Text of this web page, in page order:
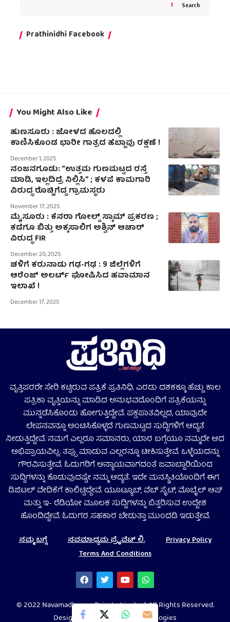
Search
Prathinidhi Facebook
You Might Also Like
ಹುಣಸೂರು : ಜೋಳದ ಹೊಲದಲ್ಲಿ
ಕಾಣಿಸಿಕೊಂಡ ಭಾರೀ ಗಾತ್ರದ ಹೆಬ್ಬಾವು ರಕ್ಷಣೆ !
December 1, 2025
ನಂಜನಗೂಡು: “ಉತ್ತಮ ಗುಣಮಟ್ಟದ ರಸ್ತೆ
ಮಾಡಿ, ಇಲ್ಲದಿದ್ರೆ ನಿಲ್ಲಿಸಿ” ; ಕಳಪೆ ಕಾಮಗಾರಿ
ವಿರುದ್ಧ ರೊಚ್ಚಿಗೆದ್ದ ಗ್ರಾಮಸ್ಥರು
November 17, 2025
ಮೈಸೂರು : ಕೆನರಾ ಗೋಲ್ಡ್‌ ಸ್ಕಾಮ್‌ ಪ್ರಕರಣ ;
ಕಡೆಗೂ ಬಿತ್ತು ಅಕ್ಕಸಾಲಿಗ ಅಶ್ವಿನ್‌ ಆಚಾರ್‌
ವಿರುದ್ಧ FIR
December 20, 2025
ಚಳಿಗೆ ಕರುನಾಡು ಗಢ-ಗಢ : 9 ಜಿಲ್ಲೆಗಳಿಗೆ
ಆರೆಂಜ್ ಅಲರ್ಟ್ ಘೋಷಿಸಿದ ಹವಾಮಾನ
ಇಲಾಖೆ !
December 17, 2025
ವೃತ್ತಿಪರರೇ ಸೇರಿ ಕಟ್ಟಿರುವ ಪತ್ರಿಕೆ ಪ್ರತಿನಿಧಿ. ಎರಡು ದಶಕಕ್ಕೂ ಹೆಚ್ಚು ಕಾಲ
ಪತ್ರಿಕಾ ವೃತ್ತಿಯನ್ನು ಮಾಡಿದ ಅನುಭವದೊಂದಿಗೆ ಪತ್ರಿಕೆಯನ್ನು
ಮುನ್ನಡೆಸಿಕೊಂಡು ಹೋಗುತ್ತಿದ್ದೇವೆ. ಪಕ್ಷಪಾತವಿಲ್ಲದ, ಯಾವುದೇ
ಲೇಪನವನ್ನೂ ಅಂಟಿಸಿಕೊಳ್ಳದೆ ಗುಣಮಟ್ಟದ ಸುದ್ದಿಗಳಿಗೆ ಆದ್ಯತೆ
ನೀಡುತ್ತಿದ್ದೇವೆ. ನಮಗೆ ಎಲ್ಲರೂ ಸಮಾನರು, ಯಾರ ಬಗ್ಗೆಯೂ ನಮ್ಮದೇ ಆದ
ಅಭಿಪ್ರಾಯವಿಲ್ಲ. ತಪ್ಪು ಮಾಡುವ ಎಲ್ಲರನ್ನೂ ಟೀಕಿಸುತ್ತೇವೆ. ಒಳ್ಳೆಯದನ್ನು
ಗೌರವಿಸುತ್ತೇವೆ. ಓದುಗರಿಗೆ ಅನ್ಯಾಯವಾಗದಂತೆ ಜವಾಬ್ದಾರಿಯಿಂದ
ಸುದ್ದಿಗಳನ್ನು ಕೊಡುವುದಷ್ಟೇ ನಮ್ಮ ಆದ್ಯತೆ. ಇದೇ ಮನಸ್ಥಿತಿಯೊಂದಿಗೆ ಈಗ
ಡಿಜಿಟಲ್‌ ವೇದಿಕೆಗೆ ಕಾಲಿಟ್ಟಿದ್ದೇವೆ. ಯೂಟ್ಯೂಬ್‌, ವೆಬ್ ಸೈಟ್‌, ಮೊಬೈಲ್‌ ಆಪ್‌
ಮತ್ತು ಇ- ರೆಡಿಯೋ ಮೂಲಕ ಸುದ್ದಿಗಳನ್ನು ಬಿತ್ತರಿಸುವ ಉದ್ದೇಶ
ಹೊಂದಿದ್ದೇವೆ. ಓದುಗರ ಸಹಕಾರ ಬೇಡುತ್ತಾ ಮುಂದಡಿ ಇಡುತ್ತೇವೆ.
ನಮ್ಮ ಬಗ್ಗೆ ನವಮಾಧ್ಯಮ ಪ್ರೈವೆಟ್‌ ಲಿ.
Privacy Policy
Terms And Conditions
© 2022 Navamadhyama Private Limited. All Rights Reserved.
Designed by Codeflurry Technologies